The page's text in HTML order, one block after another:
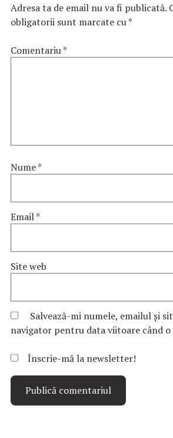
Adresa ta de email nu va fi publicată.
obligatorii sunt marcate cu*
Comentariu*
Nume*
Email*
Site web
Salvează-mi numele, emailul și
navigator pentru data viitoare când o
Înscrie-mă la newsletter!